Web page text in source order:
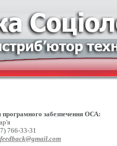
програмного забезпечення ОСА:
766-33-31